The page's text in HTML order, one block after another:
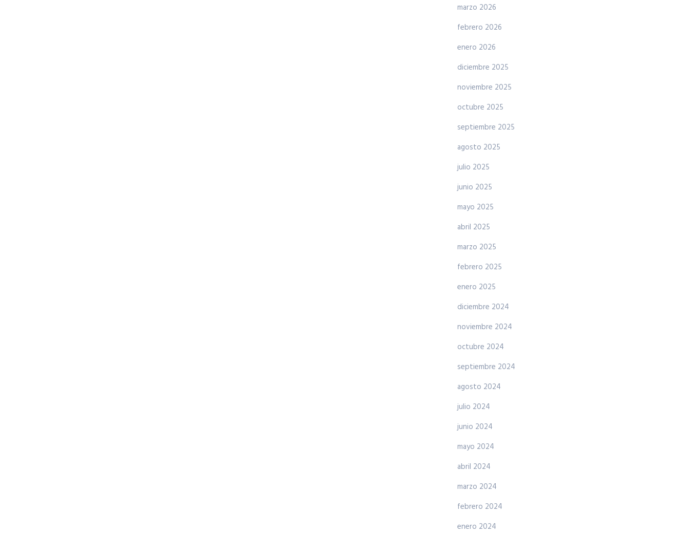
marzo 2026
febrero 2026
enero 2026
diciembre 2025
noviembre 2025
octubre 2025
septiembre 2025
agosto 2025
julio 2025
junio 2025
mayo 2025
abril 2025
marzo 2025
febrero 2025
enero 2025
diciembre 2024
noviembre 2024
octubre 2024
septiembre 2024
agosto 2024
julio 2024
junio 2024
mayo 2024
abril 2024
marzo 2024
febrero 2024
enero 2024